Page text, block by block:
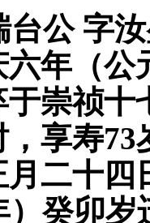
台公 字
年（公
崇祯十
，享寿73
二十四
）癸卯岁